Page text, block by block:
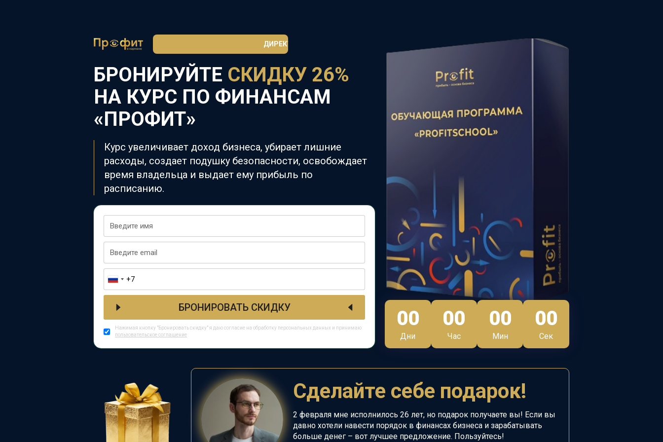
ДИРЕКТОРУ «ПРОФИТ» 26 ЛЕТ 🥳
БРОНИРУЙТЕ СКИДКУ 26%
НА КУРС ПО ФИНАНСАМ
«ПРОФИТ»
Курс увеличивает доход бизнеса, убирает лишние
расходы, создает подушку безопасности, освобождает
время владельца и выдает ему прибыль по
расписанию.
БРОНИРОВАТЬ СКИДКУ
Нажимая кнопку "Бронировать скидку" я даю согласие на обработку персональных данных и принимаю
пользовательское соглашение
00
Дни
00
Час
00
Мин
00
Сек
Сделайте себе подарок!
2 февраля мне исполнилось 26 лет, но подарок получаете вы! Если вы
давно хотели навести порядок в финансах бизнеса и зарабатывать
большеденег – вот лучшее предложение. Пользуйтесь!